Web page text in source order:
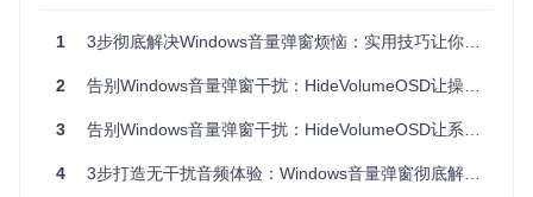
流程，直接双击运行HideVolumeOSD.exe 即可启动程序。首
功能已激活。
配置开机自动启动
1. 右键程序可执行文件 → 选择"发送到" → "桌面快捷方式"
2. 右键桌面快捷方式 → 属性 → 在目标栏末尾添加启动参数： -auto
1 3步彻底解决Windows音量弹窗烦恼：实用技巧让你的全屏体验不再被打断
2 告别Windows音量弹窗干扰：HideVolumeOSD让操作体验回归纯净
3 告别Windows音量弹窗干扰：HideVolumeOSD让系统界面回归纯净
4 3步打造无干扰音频体验：Windows音量弹窗彻底解决方案